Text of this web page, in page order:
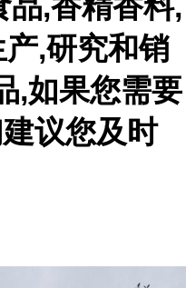
,研究和销
,如果您需要
议您及时